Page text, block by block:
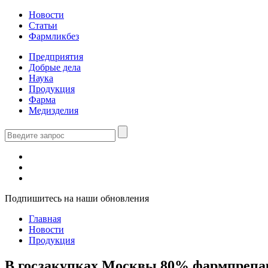
Новости
Статьи
Фармликбез
Предприятия
Добрые дела
Наука
Продукция
Фарма
Медизделия
Подпишитесь на наши обновления
Главная
Новости
Продукция